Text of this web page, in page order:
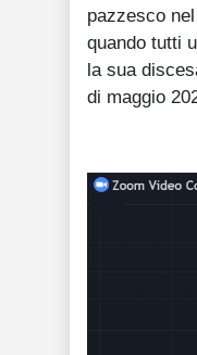
pazzesco
quando tutti
la sua
di maggio